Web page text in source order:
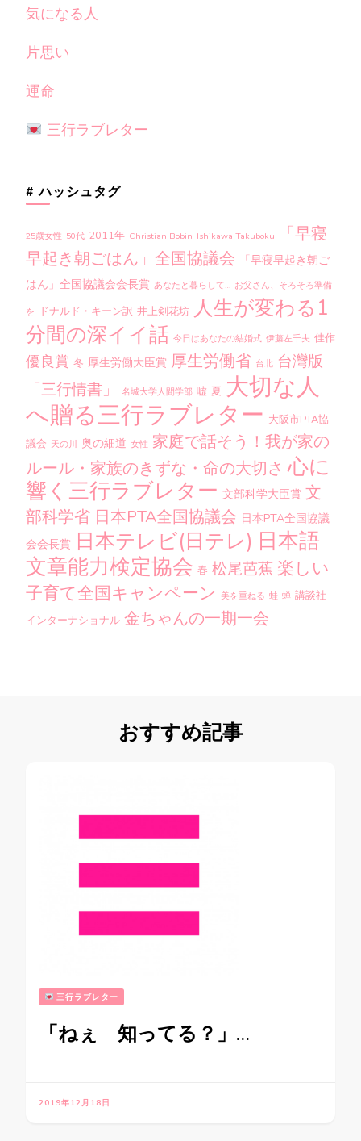
気になる人
片思い
運命
三行ラブレター
# ハッシュタグ
25歳女性 50代 2011年 Christian Bobin Ishikawa Takuboku
「早寝
早起き朝ごはん」全国協議会
「早寝早起き朝ご
はん」全国協議会会長賞 あなたと暮らして… お父さん、そろそろ準備
を ドナルド・キーン訳 井上剣花坊 人生が変わる1
分間の深イイ話 今日はあなたの結婚式 伊藤左千夫 佳作
優良賞 冬 厚生労働大臣賞 厚生労働省 台北 台灣版
「三行情書」
名城大学人間学部 嘘 夏 大切な人
へ贈る三行ラブレター 大阪市PTA協
議会 天の川 奥の細道 女性 家庭で話そう！我が家の
ルール・家族のきずな・命の大切さ 心に
響く三行ラブレター 文部科学大臣賞 文
部科学省 日本PTA全国協議会 日本PTA全国協議
会会長賞 日本テレビ(日テレ) 日本語
文章能力検定協会 春 松尾芭蕉 楽しい
子育て全国キャンペーン 美を重ねる 蛙 蝉 講談社
インターナショナル 金ちゃんの一期一会
おすすめ記事
三行ラブレター
「ねぇ 知ってる？」…
2019年12月18日